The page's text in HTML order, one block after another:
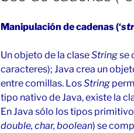
Manipulación de cadenas (‘
Un objeto de la claseStringse
caracteres); Java crea un
entre comillas. LosString
tipo nativo de Java, existe la
En Java sólo los tipos
double, char, boolean) se